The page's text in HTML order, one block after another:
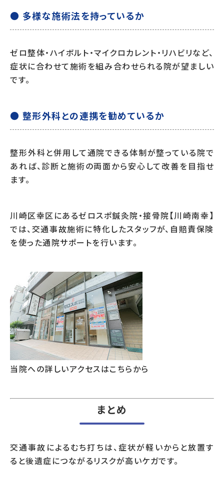
● 多様な施術法を持っているか
ゼロ整体・ハイボルト・マイクロカレント・リハビリなど、
症状に合わせて施術を組み合わせられる院が望ましい
です。
● 整形外科との連携を勧めているか
整形外科と併用して通院できる体制が整っている院で
あれば、診断と施術の両面から安心して改善を目指せ
ます。
川崎区幸区にあるゼロスポ鍼灸院・接骨院【川崎南幸】
では、交通事故施術に特化したスタッフが、自賠責保険
を使った通院サポートを行います。
当院への詳しいアクセスはこちらから
まとめ
交通事故によるむち打ちは、症状が軽いからと放置す
ると後遺症につながるリスクが高いケガです。